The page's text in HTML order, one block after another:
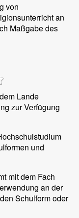
von
an
Maßgabe des
Lande
zur Verfügung
und
mit dem Fach
an der
Schulform oder